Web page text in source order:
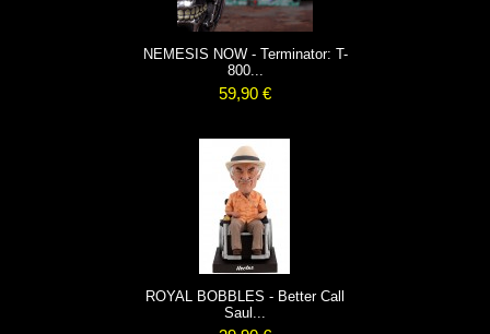
NEMESIS NOW - Terminator: T-
800...
59,90 €
ROYAL BOBBLES - Better Call
Saul...